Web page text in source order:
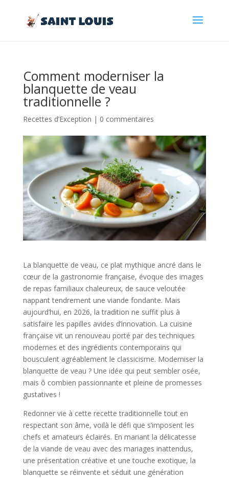
Comment moderniser la
blanquette de veau
traditionnelle ?
Recettes d’Exception | 0 commentaires
La blanquette de veau, ce plat mythique ancré dans le
cœur de la gastronomie française, évoque des images
de repas familiaux chaleureux, de sauce veloutée
nappant tendrement une viande fondante. Mais
aujourd’hui, en 2026, la tradition ne suffit plus à
satisfaire les papilles avides d’innovation. La cuisine
française vit un renouveau porté par des techniques
modernes et des ingrédients contemporains qui
bousculent agréablement le classicisme. Moderniser la
blanquette de veau ? Une idée qui peut sembler osée,
mais ô combien passionnante et pleine de promesses
gustatives !
Redonner vie à cette recette traditionnelle tout en
respectant son âme, voilà le défi que s’imposent les
chefs et amateurs éclairés. En mariant la délicatesse
de la viande de veau avec des mariages inattendus,
une présentation créative et une touche exotique, la
blanquette se réinvente et séduit une génération